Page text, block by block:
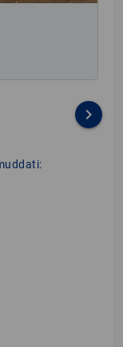
keyboard_arrow_right